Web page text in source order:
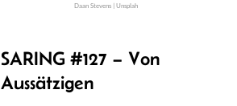
Daan Stevens | Unsplah
#127 – Von